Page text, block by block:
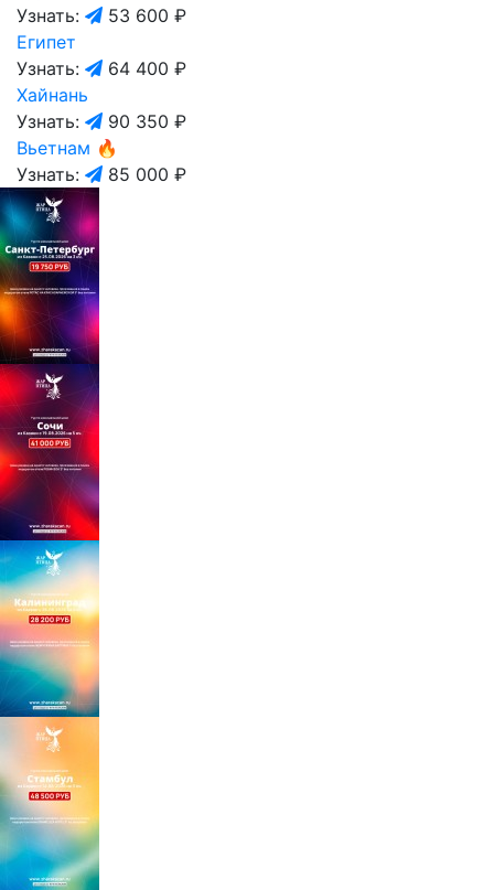
Узнать:
53 600 ₽
Египет
Узнать:
64 400 ₽
Хайнань
Узнать:
90 350 ₽
Вьетнам 🔥
Узнать:
85 000 ₽